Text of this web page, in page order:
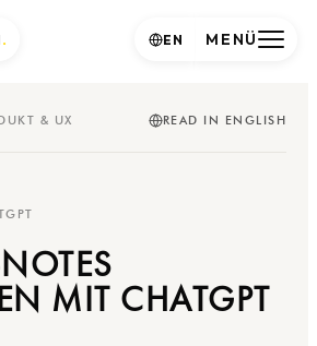
& UX READ IN ENGLISH
MIT CHATGPT
. MENÜ
EN